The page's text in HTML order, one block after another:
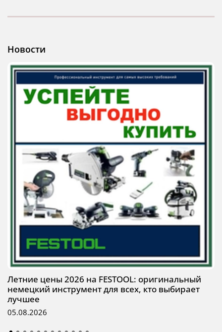
Новости
Летние цены 2026 на FESTOOL: оригинальный
немецкий инструмент для всех, кто выбирает
лучшее
05.08.2026